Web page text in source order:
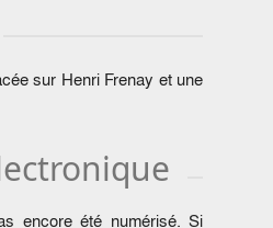
sur Henri Frenay et une
encore été numérisé. Si